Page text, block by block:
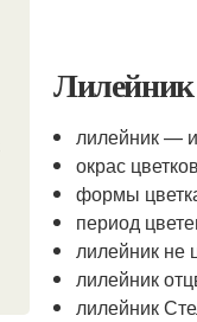
Лилейник
лилейник —
окрас
формы
период
лилейник не
лилейник
лилейник